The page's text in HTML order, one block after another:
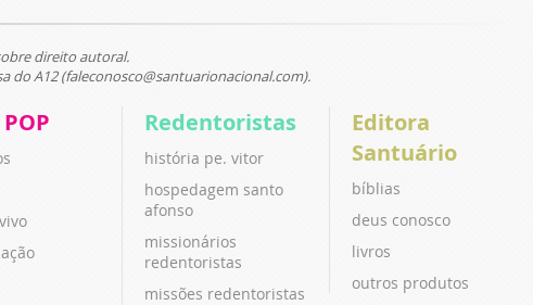
direito autoral.
A12 (faleconosco@santuarionacional.com).
Redentoristas
história pe. vitor
hospedagem santo
afonso
missionários
redentoristas
missões redentoristas
Editora
Santuário
bíblias
deus conosco
livros
outros produtos